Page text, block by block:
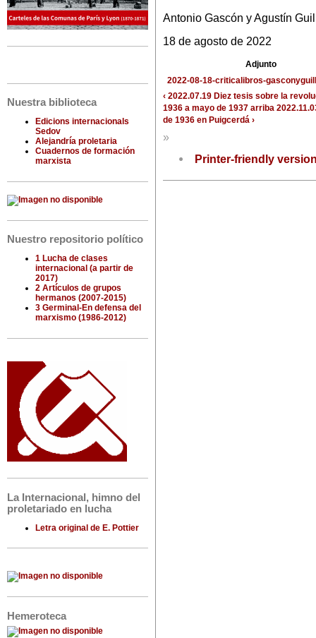
Nuestra biblioteca
Edicions internacionals
Sedov
Alejandría proletaria
Cuadernos de formación
marxista
Nuestro repositorio político
1 Lucha de clases
internacional (a partir de
2017)
2 Artículos de grupos
hermanos (2007-2015)
3 Germinal-En defensa del
marxismo (1986-2012)
La Internacional, himno del
proletariado en lucha
Letra original de E. Pottier
Hemeroteca
Antonio Gascón y Agustín
18 de agosto de 2022
Adjunto
2022-08-18-criticalibros-
‹ 2022.07.19 Diez tesis sobre la
1936 a mayo de 1937 arriba
de 1936 en Puigcerdá ›
»
Printer-friendly